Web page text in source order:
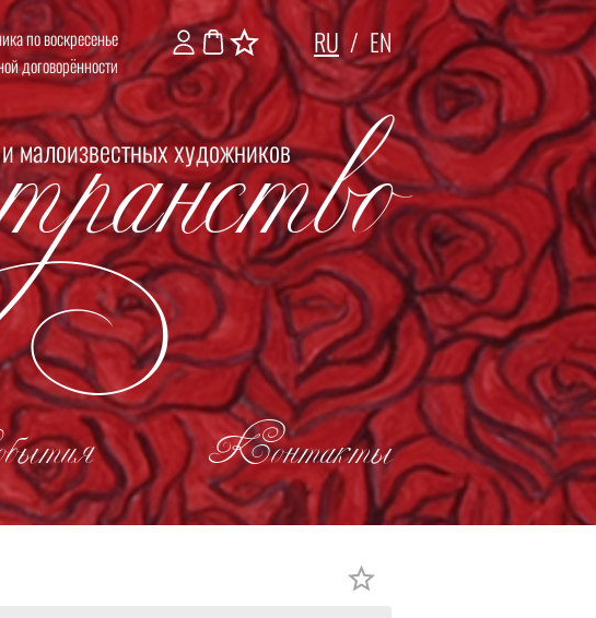
по воскресенье
договорённости
RU / EN
малоизвестных художников
Контакты